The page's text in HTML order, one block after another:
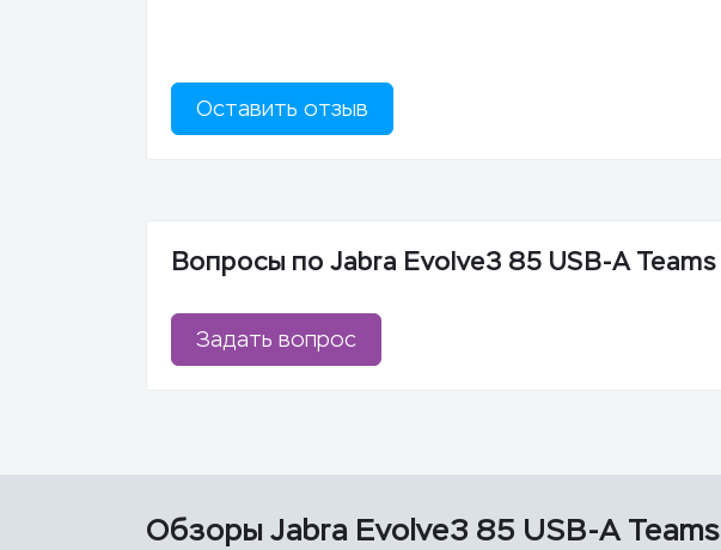
Оставить отзыв
Вопросы по Jabra Evolve3 85 USB-A Teams
Задать вопрос
Обзоры Jabra Evolve3 85 USB-A Teams